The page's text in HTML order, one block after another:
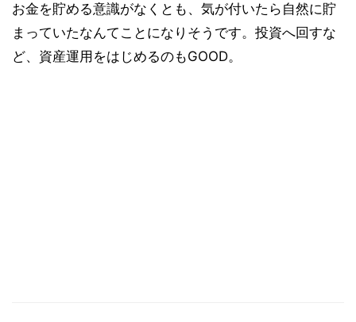
お金を貯める意識がなくとも、気が付いたら自然に貯
まっていたなんてことになりそうです。投資へ回すな
ど、資産運用をはじめるのもGOOD。